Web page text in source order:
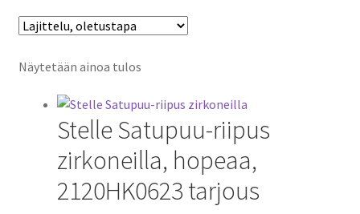
Näytetään ainoa tulos
Stelle Satupuu-riipus
zirkoneilla, hopeaa,
2120HK0623 tarjous